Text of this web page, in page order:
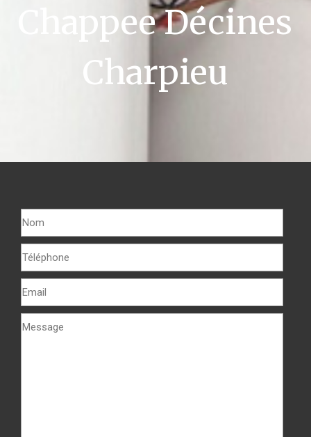
Chappee Décines
Charpieu